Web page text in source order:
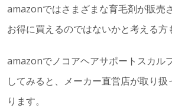
amazonではさまざまな育毛剤が販売
お得に買えるのではないかと考える方
amazonでノコアヘアサポートスカル
してみると、メーカー直営店が取り
ります。